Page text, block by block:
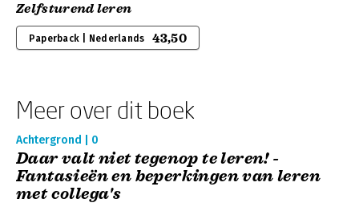
Zelfsturend leren
Paperback | Nederlands 43,50
Meer over dit boek
Achtergrond | 0
Daar valt niet tegenop te leren! -
Fantasieën en beperkingen van leren
met collega's